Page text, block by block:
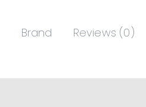
Brand Reviews (0)